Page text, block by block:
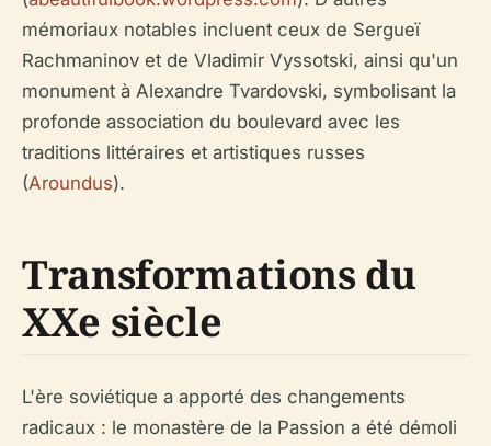
mémoriaux notables incluent ceux de Sergueï
Rachmaninov et de Vladimir Vyssotski, ainsi qu'un
monument à Alexandre Tvardovski, symbolisant la
profonde association du boulevard avec les
traditions littéraires et artistiques russes
(Aroundus).
Transformations du
XXe siècle
L'ère soviétique a apporté des changements
radicaux : le monastère de la Passion a été démoli